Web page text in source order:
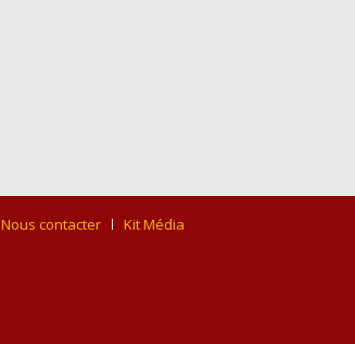
Nous contacter Kit Média